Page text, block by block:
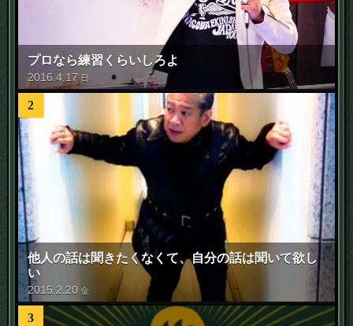
プロなら練習くらいしろよ
2016 .4.17 日
2
他人の話は聞きたくなくて、自分の話は聞いて欲し
い
2015 2 20 金
3